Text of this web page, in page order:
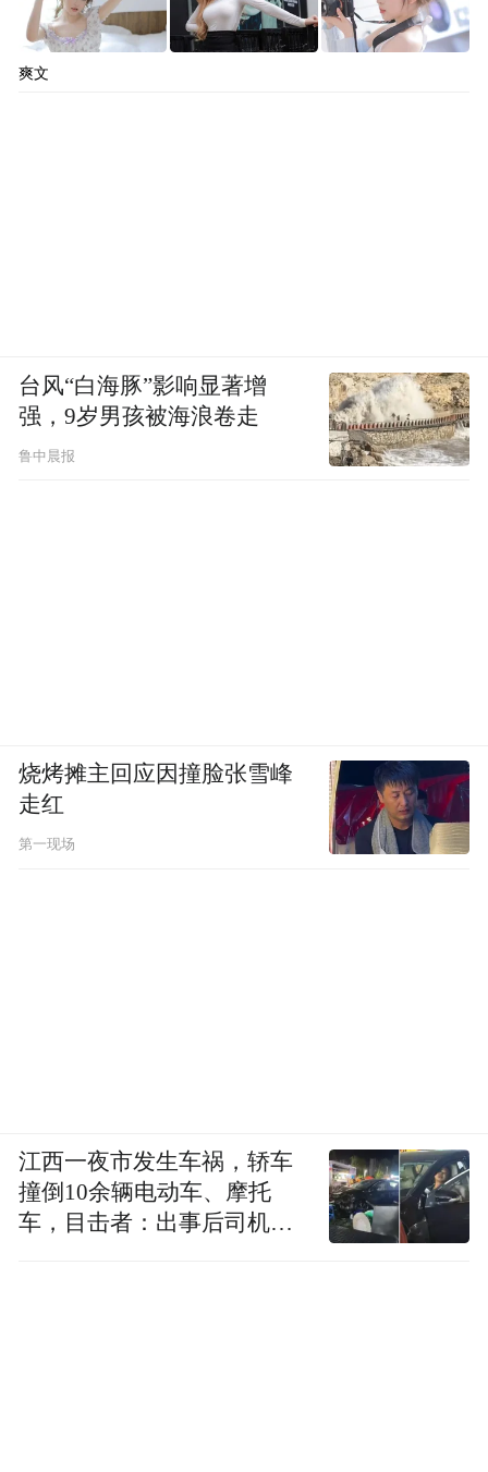
爽文
台风“白海豚”影响显著增
强，9岁男孩被海浪卷走
鲁中晨报
烧烤摊主回应因撞脸张雪峰
走红
第一现场
江西一夜市发生车祸，轿车
撞倒10余辆电动车、摩托
车，目击者：出事后司机一